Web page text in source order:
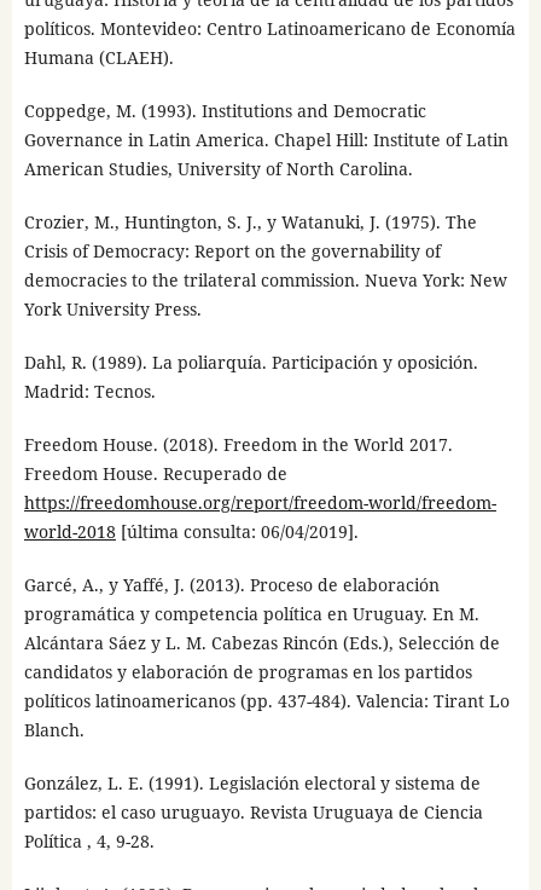
políticos. Montevideo: Centro Latinoamericano de Economía
Humana (CLAEH).
Coppedge, M. (1993). Institutions and Democratic
Governance in Latin America. Chapel Hill: Institute of Latin
American Studies, University of North Carolina.
Crozier, M., Huntington, S. J., y Watanuki, J. (1975). The
Crisis of Democracy: Report on the governability of
democracies to the trilateral commission. Nueva York: New
York University Press.
Dahl, R. (1989). La poliarquía. Participación y oposición.
Madrid: Tecnos.
Freedom House. (2018). Freedom in the World 2017.
Freedom House. Recuperado de
https://freedomhouse.org/report/freedom-world/freedom-
world-2018[última consulta: 06/04/2019].
Garcé, A., y Yaffé, J. (2013). Proceso de elaboración
programática y competencia política en Uruguay. En M.
Alcántara Sáez y L. M. Cabezas Rincón (Eds.), Selección de
candidatos y elaboración de programas en los partidos
políticos latinoamericanos (pp. 437-484). Valencia: Tirant Lo
Blanch.
González, L. E. (1991). Legislación electoral y sistema de
partidos: el caso uruguayo. Revista Uruguaya de Ciencia
Política , 4, 9-28.